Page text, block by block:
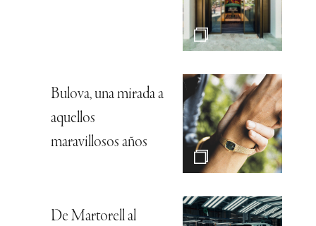
Bulova, una mirada a
aquellos
maravillosos años
De Martorell al